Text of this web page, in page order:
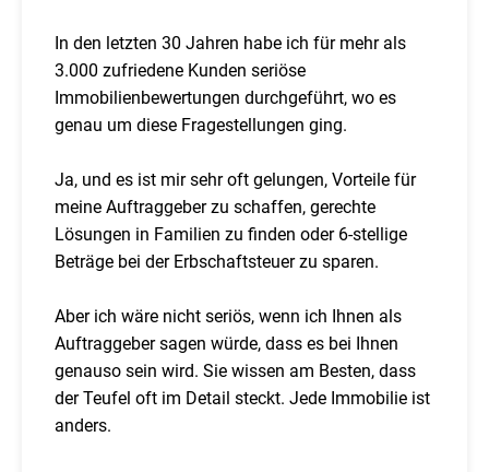
In den letzten 30 Jahren habe ich für mehr als
3.000 zufriedene Kunden seriöse
Immobilienbewertungen durchgeführt, wo es
genau um diese Fragestellungen ging.
Ja, und es ist mir sehr oft gelungen, Vorteile für
meine Auftraggeber zu schaffen, gerechte
Lösungen in Familien zu finden oder 6-stellige
Beträge bei der Erbschaftsteuer zu sparen.
Aber ich wäre nicht seriös, wenn ich Ihnen als
Auftraggeber sagen würde, dass es bei Ihnen
genauso sein wird. Sie wissen am Besten, dass
der Teufel oft im Detail steckt. Jede Immobilie ist
anders.